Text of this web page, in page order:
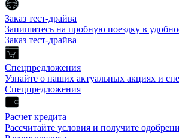
Заказ тест-драйва
Запишитесь на пробную поездку в
Заказ тест-драйва
Спецпредложения
Узнайте о наших актуальных акциях и
Спецпредложения
Расчет кредита
Рассчитайте условия и получите